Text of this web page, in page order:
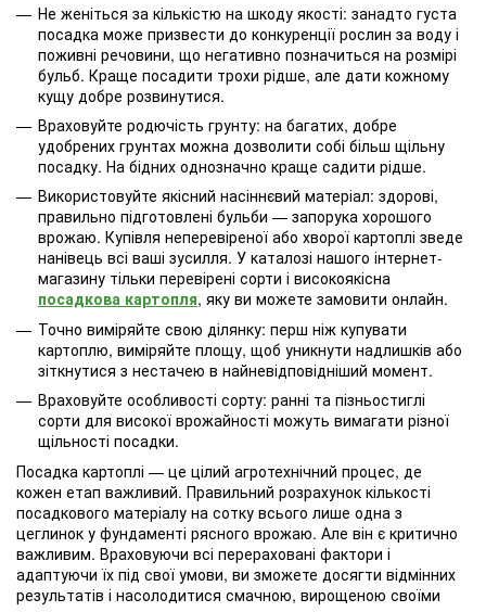
Не женіться за кількістю на шкоду якості: занадто густа
посадка може призвести до конкуренції рослин за воду і
поживні речовини, що негативно позначиться на розмірі
бульб. Краще посадити трохи рідше, але дати кожному
кущу добре розвинутися.
Враховуйте родючість грунту: на багатих, добре
удобрених грунтах можна дозволити собі більш щільну
посадку. На бідних однозначно краще садити рідше.
Використовуйте якісний насіннєвий матеріал: здорові,
правильно підготовлені бульби — запорука хорошого
врожаю. Купівля неперевіреної або хворої картоплі зведе
нанівець всі ваші зусилля. У каталозі нашого інтернет-
магазину тільки перевірені сорти і високоякісна
посадкова картопля, яку ви можете замовити онлайн.
Точно виміряйте свою ділянку: перш ніж купувати
картоплю, виміряйте площу, щоб уникнути надлишків або
зіткнутися з нестачею в найневідповідніший момент.
Враховуйте особливості сорту: ранні та пізньостиглі
сорти для високої врожайності можуть вимагати різної
щільності посадки.
Посадка картоплі — це цілий агротехнічний процес, де
кожен етап важливий. Правильний розрахунок кількості
посадкового матеріалу на сотку всього лише одна з
цеглинок у фундаменті рясного врожаю. Але він є критично
важливим. Враховуючи всі перераховані фактори і
адаптуючи їх під свої умови, ви зможете досягти відмінних
результатів і насолодитися смачною, вирощеною своїми